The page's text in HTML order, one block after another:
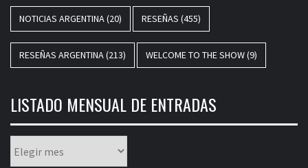
NOTICIAS ARGENTINA(20) RESEÑAS (455)
RESEÑAS ARGENTINA(213) WELCOME TO THE SHOW(9)
LISTADO MENSUAL DE ENTRADAS
mensual